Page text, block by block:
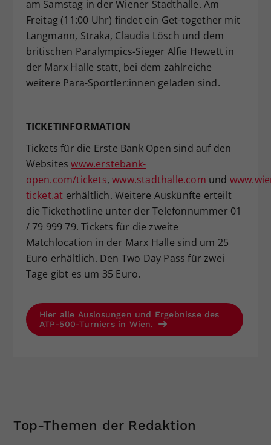
am Samstag in der Wiener Stadthalle. Am
Freitag (11:00 Uhr) findet ein Get-together mit
Langmann, Straka, Claudia Lösch und dem
britischen Paralympics-Sieger Alfie Hewett in
der Marx Halle statt, bei dem zahlreiche
weitere Para-Sportler:innen geladen sind.
TICKETINFORMATION
Tickets für die Erste Bank Open sind auf den
Websiteswww.erstebank-
open.com/tickets,www.stadthalle.com und
ticket.at erhältlich. Weitere Auskünfte erteilt
die Tickethotline unter der Telefonnummer 01
/ 79 999 79. Tickets für die zweite
Matchlocation in der Marx Halle sind um 25
Euro erhältlich. Den Two Day Pass für zwei
Tage gibt es um 35 Euro.
Hier alle Auslosungen und Ergebnisse des
ATP-500-Turniers in Wien.
Top-Themen der Redaktion